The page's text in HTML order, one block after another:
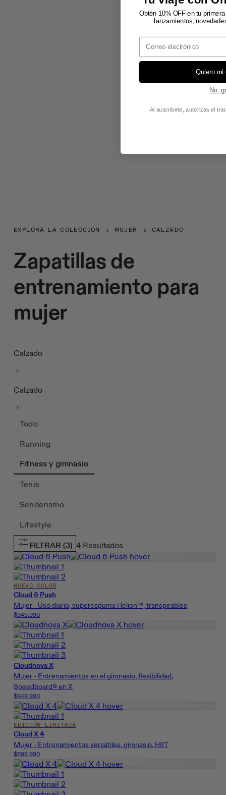
EXPLORA LA COLECCIÓN MUJER CALZADO
Zapatillas de
entrenamiento para
mujer
Calzado
Calzado
Todo
Running
Fitness y gimnasio
Tenis
Senderismo
Lifestyle
FILTRAR (3) 4 Resultados
NUEVO COLOR
Cloud 6 Push
Mujer - Uso diario, superespuma Helion™, transpirables
$949.990
Cloudnova X
Mujer - Entrenamientos en el gimnasio, flexibilidad,
Speedboard® en X
$949.990
EDICIÓN LIMITADA
Cloud X 4
Mujer - Entrenamientos versátiles, gimnasio, HIIT
$899.990
Obtén 10% OFF en tu
lanzamientos,
Email
Quiero mi
No,
Al suscribirte, autorizas el